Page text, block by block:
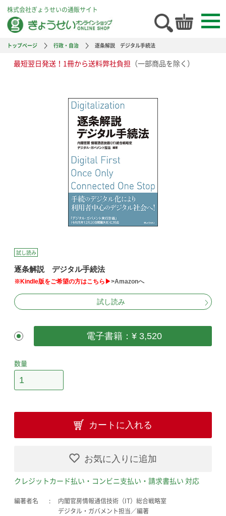
株式会社ぎょうせいの通販サイト
トップページ 行政・自治 逐条解説 デジタル手続法
最短翌日発送！1冊から送料弊社負担 （一部商品を除く）
試し読み
逐条解説 デジタル手続法
※Kindle版をご希望の方はこちら▶>Amazonへ
試し読み
電子書籍：¥ 3,520
数量
カートに入れる
お気に入りに追加
クレジットカード払い・コンビニ支払い・請求書払い 対応
編著者名
内閣官房情報通信技術（IT）総合戦略室
デジタル・ガバメント担当／編著